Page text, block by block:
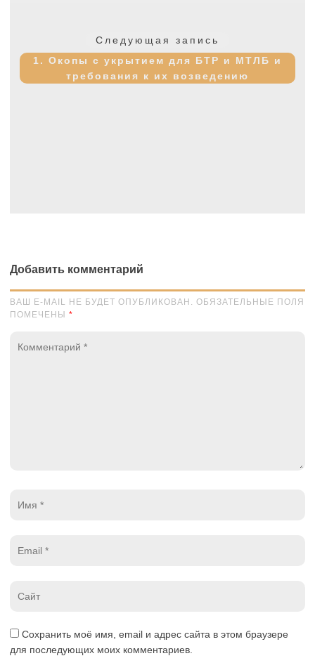
Следующая запись
запись:
1. Окопы с укрытием для БТР и МТЛБ и
требования к их возведению
Добавить комментарий
ВАШ E-MAIL НЕ БУДЕТ ОПУБЛИКОВАН. ОБЯЗАТЕЛЬНЫЕ ПОЛЯ
ПОМЕЧЕНЫ *
Сохранить моё имя, email и адрес сайта в этом браузере
для последующих моих комментариев.